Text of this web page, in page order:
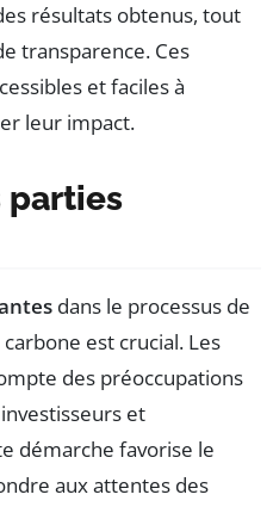
résultats obtenus, tout
transparence. Ces
et faciles à
leur impact.
parties
dans le processus de
est crucial. Les
des préoccupations
et
démarche favorise le
aux attentes des